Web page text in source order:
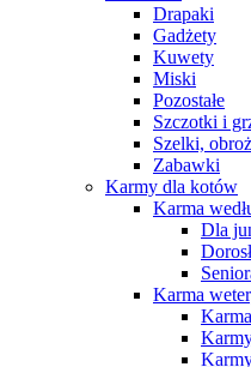
Drapaki
Gadżety
Kuwety
Miski
Pozostałe
Szczotki i
Szelki,
Zabawki
Karmy dla kotów
Karma
Dla
Karma